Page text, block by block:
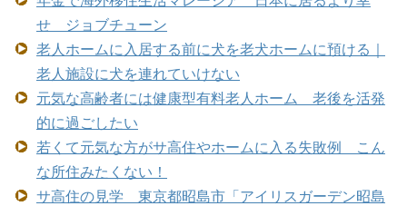
せ ジョブチューン
老人ホームに入居する前に犬を老犬ホームに預ける｜
老人施設に犬を連れていけない
元気な高齢者には健康型有料老人ホーム 老後を活発
的に過ごしたい
若くて元気な方がサ高住やホームに入る失敗例 こん
な所住みたくない！
サ高住の見学 東京都昭島市「アイリスガーデン昭島